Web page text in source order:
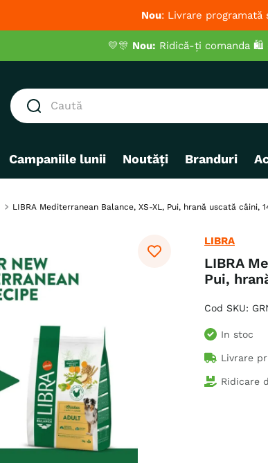
Nou: Livrare programată
💛🎊 Nou: Ridică-ți comanda 🛍️
Caută
1. hrana umeda pisici
3.
hrana uscata pisici
5. brit
6. hrana uscata câini
. hypoallergenic
acana
recompense caini
. brit caini
Campaniile lunii Noutăți Branduri
LIBRA Mediterranean Balance, XS-XL, Pui, hrană uscată câini,
LIBRA
LIBRA
Pui,
Cod SKU:
In stoc
Livrare
Ridicare